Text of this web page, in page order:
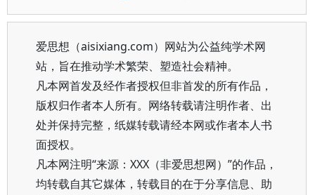
爱思想（aisixiang.com）网站为公益纯学术网
站，旨在推动学术繁荣、塑造社会精神。
凡本网首发及经作者授权但非首发的所有作品，
版权归作者本人所有。网络转载请注明作者、出
处并保持完整，纸媒转载请经本网或作者本人书
面授权。
凡本网注明“来源：XXX（非爱思想网）”的作品，
均转载自其它媒体，转载目的在于分享信息、助